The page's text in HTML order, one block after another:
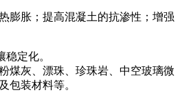
膨胀；提高混凝土的抗渗性；增强
定化。
煤灰、漂珠、珍珠岩、中空玻璃微
包装材料等。